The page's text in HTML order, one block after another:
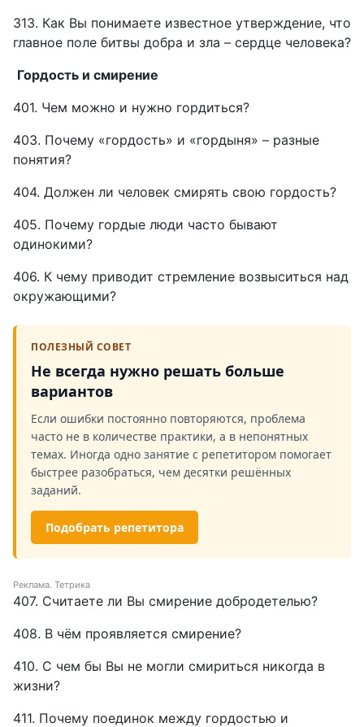
313. Как Вы понимаете известное утверждение, что
главное поле битвы добра и зла – сердце человека?
Гордость и смирение
401. Чем можно и нужно гордиться?
403. Почему «гордость» и «гордыня» – разные
понятия?
404. Должен ли человек смирять свою гордость?
405. Почему гордые люди часто бывают
одинокими?
406. К чему приводит стремление возвыситься над
окружающими?
ПОЛЕЗНЫЙ СОВЕТ
Не всегда нужно решать больше
вариантов
Если ошибки постоянно повторяются, проблема
часто не в количестве практики, а в непонятных
темах. Иногда одно занятие с репетитором помогает
быстрее разобраться, чем десятки решённых
заданий.
Подобрать репетитора
Реклама. Тетрика
407. Считаете ли Вы смирение добродетелью?
408. В чём проявляется смирение?
410. С чем бы Вы не могли смириться никогда в
жизни?
411. Почему поединок между гордостью и